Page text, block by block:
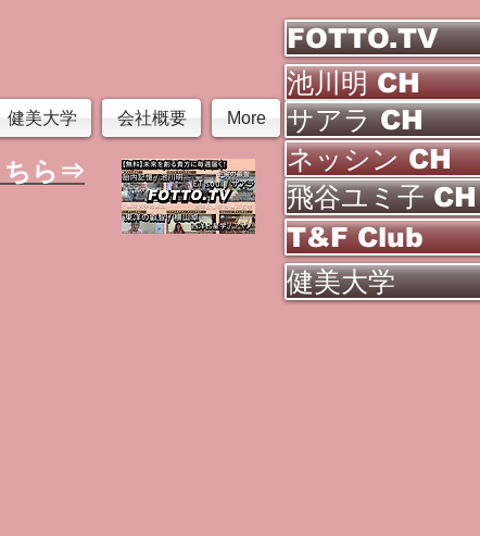
FOTTO.TV
池川明 CH
健美大学 会社概要 More
ちら⇒
サアラ CH
ネッシン CH
飛谷ユミ子 CH
T&F Club
健美大学